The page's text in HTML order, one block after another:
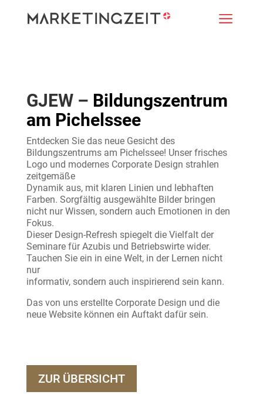
a
GJEW – Bildungszentrum
am Pichelssee
Entdecken Sie das neue Gesicht des
Bildungszentrums am Pichelssee! Unser frisches
Logo und modernes Corporate Design strahlen
zeitgemäße
Dynamik aus, mit klaren Linien und lebhaften
Farben. Sorgfältig ausgewählte Bilder bringen
nicht nur Wissen, sondern auch Emotionen in den
Fokus.
Dieser Design-Refresh spiegelt die Vielfalt der
Seminare für Azubis und Betriebswirte wider.
Tauchen Sie ein in eine Welt, in der Lernen nicht
nur
informativ, sondern auch inspirierend sein kann.
Das von uns erstellte Corporate Design und die
neue Website können ein Auftakt dafür sein.
ZUR ÜBERSICHT